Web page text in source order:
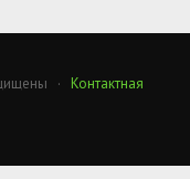
· Контактная